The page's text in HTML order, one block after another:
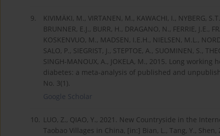
9.
KIVIMÄKI, M., VIRTANEN, M., KAWACHI, I., NYBERG,
BRUNNER, E.J., BURR, H., DRAGANO, N., FERRIE, J.E.,
KOSKENVUO, M., MADSEN, I.E.H., NIELSEN, M.L.,
SALO, P., SIEGRIST, J., STEPTOE, A., SUOMINEN, S.,
SINGH-MANOUX, A., JOKELA, M., 2015. Long
diabetes: a meta-analysis of published and
No. 3(1).
Google Scholar
10. LUO, Z., QIAO, Y., 2021. New Countryside in the
Taobao Villages in China, [in:] Bian, L., Tang, Y.,